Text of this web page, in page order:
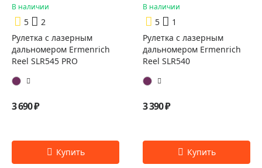
В наличии
5
2
Рулетка с лазерным
дальномером Ermenrich
Reel SLR545 PRO
3 690 ₽
В наличии
5
1
Рулетка с лазерным
дальномером Ermenrich
Reel SLR540
3 390 ₽